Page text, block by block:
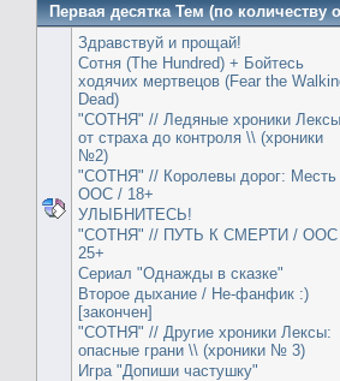
Первая десятка Тем (по количеству
Здравствуй и прощай!
Сотня (The Hundred) + Бойтесь
ходячих мертвецов (Fear the
Dead)
"СОТНЯ" // Ледяные хроники
от страха до контроля \\ (хроники
№2)
"СОТНЯ" // Королевы дорог: Месть
ООС / 18+
УЛЫБНИТЕСЬ!
"СОТНЯ" // ПУТЬ К СМЕРТИ / ООС
25+
Сериал "Однажды в сказке"
Второе дыхание / Не-фанфик :)
[закончен]
"СОТНЯ" // Другие хроники Лексы:
опасные грани \\ (хроники № 3)
Игра "Допиши частушку"